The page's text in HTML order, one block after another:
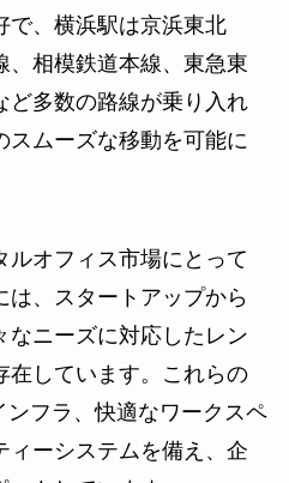
で、横浜駅は京浜東北
、相模鉄道本線、東急東
ど多数の路線が乗り入れ
スムーズな移動を可能に
ルオフィス市場にとって
は、スタートアップから
なニーズに対応したレン
在しています。これらの
フラ、快適なワークスペ
ィーシステムを備え、企